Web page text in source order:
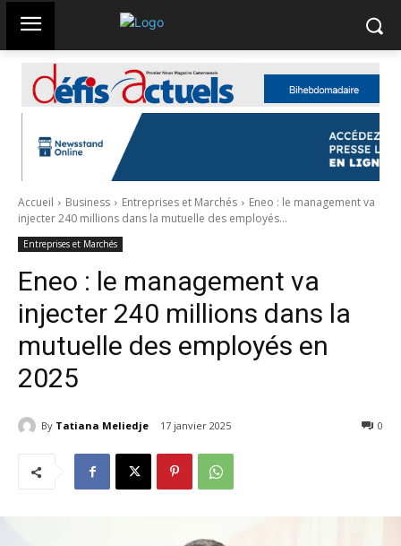
Accueil Business Entreprises et Marchés
Eneo : le management va
injecter 240 millions dans la mutuelle des employés...
Entreprises et Marchés
Eneo : le management va
injecter 240 millions dans la
mutuelle des employés en
2025
By Tatiana Meliedje 17 janvier 2025 0